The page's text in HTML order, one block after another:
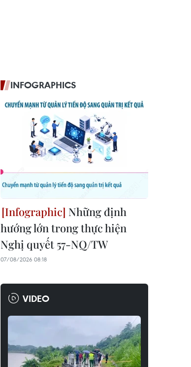
INFOGRAPHICS
Những định
hướng lớn trong thực hiện
Nghị quyết 57-NQ/TW
07/08/2026 08:18
VIDEO